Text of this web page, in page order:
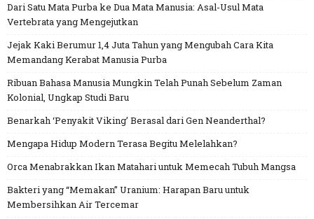
Dari Satu Mata Purba ke Dua Mata Manusia: Asal-Usul Mata
Vertebrata yang Mengejutkan
Jejak Kaki Berumur 1,4 Juta Tahun yang Mengubah Cara Kita
Memandang Kerabat Manusia Purba
Ribuan Bahasa Manusia Mungkin Telah Punah Sebelum Zaman
Kolonial, Ungkap Studi Baru
Benarkah ‘Penyakit Viking’ Berasal dari Gen Neanderthal?
Mengapa Hidup Modern Terasa Begitu Melelahkan?
Orca Menabrakkan Ikan Matahari untuk Memecah Tubuh Mangsa
Bakteri yang “Memakan” Uranium: Harapan Baru untuk
Membersihkan Air Tercemar